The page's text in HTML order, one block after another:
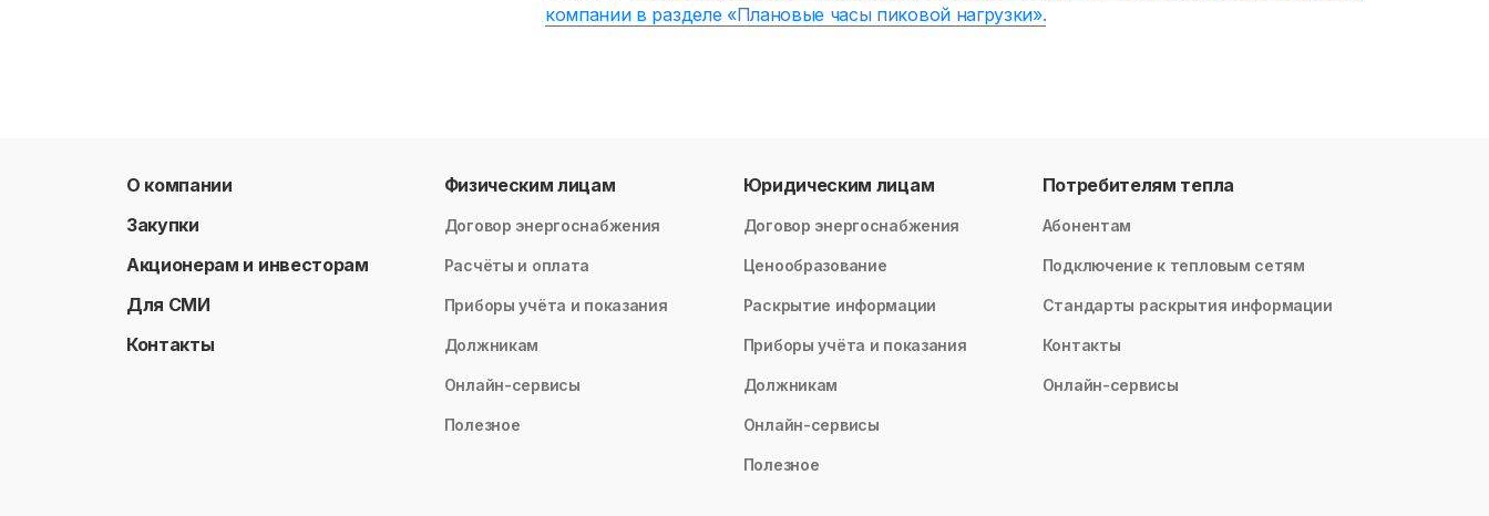
компании в разделе «Плановые часы пиковой нагрузки».
О компании
Закупки
Акционерам и инвесторам
Для СМИ
Контакты
Физическим лицам
Договор энергоснабжения
Расчёты и оплата
Приборы учёта и показания
Должникам
Онлайн-сервисы
Полезное
Юридическим лицам
Договор энергоснабжения
Ценообразование
Раскрытие информации
Приборы учёта и показания
Должникам
Онлайн-сервисы
Полезное
Потребителям тепла
Абонентам
Подключение к тепловым сетям
Стандарты раскрытия информации
Контакты
Онлайн-сервисы